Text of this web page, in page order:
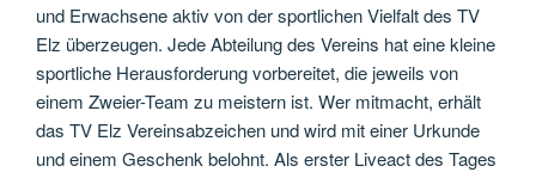
und Erwachsene aktiv von der sportlichen Vielfalt des TV
Elz überzeugen. Jede Abteilung des Vereins hat eine kleine
sportliche Herausforderung vorbereitet, die jeweils von
einem Zweier-Team zu meistern ist. Wer mitmacht, erhält
das TV Elz Vereinsabzeichen und wird mit einer Urkunde
und einem Geschenk belohnt. Als erster Liveact des Tages